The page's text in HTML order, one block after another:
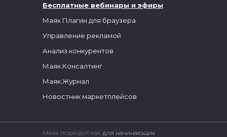
Бесплатные вебинары и эфиры
Маяк Плагин для браузера
Управление рекламой
Анализ конкурентов
Маяк.Консалтинг
Маяк.Журнал
Новостник маркетплейсов
Маяк подходит как для начинающих